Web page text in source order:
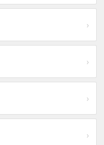
›
›
›
›